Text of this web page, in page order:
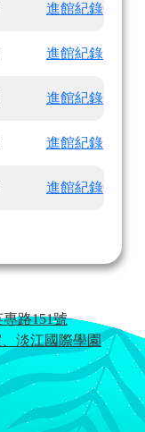
進館紀錄
進館紀錄
進館紀錄
進館紀錄
進館紀錄
路151號
淡江國際學園